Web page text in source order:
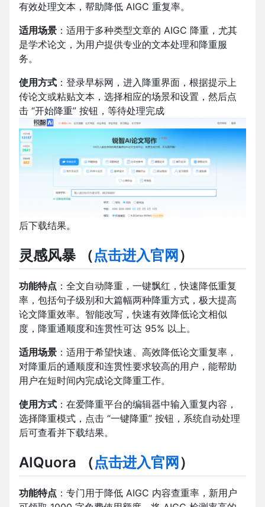
有效处理文本，帮助降低 AIGC 重复率。
适用场景 ：适用于多种类型文章的 AIGC 降重，尤其
是学术论文，为用户提供专业的文本处理和降重服
务。
使用方式 ：登录早标网，进入降重界面，根据提示上
传论文或粘贴文本，选择相应的场景和设置，然后点
击 “开始降重” 按钮，等待处理完成
后下载结果。
灵感风暴（点击进入官网 ）
功能特点 ：全文自动降重，一键飘红，快速降低重复
率，包括句子级别和大篇幅两种降重方式，极大提高
论文降重效率。智能改写，快速有效降低论文相似
度，降重通顺度和连贯性可达 95% 以上。
适用场景 ：适用于希望快速、高效降低论文重复率，
对降重后的通顺度和连贯性要求较高的用户，能帮助
用户在短时间内完成论文降重工作。
使用方式 ：在爱降重平台的编辑器中输入重复内容，
选择降重模式，点击 “一键降重” 按钮，系统自动处理
后可查看并下载结果。
AIQuora （点击进入官网 ）
功能特点 ：专门用于降低 AIGC 内容查重率，新用户